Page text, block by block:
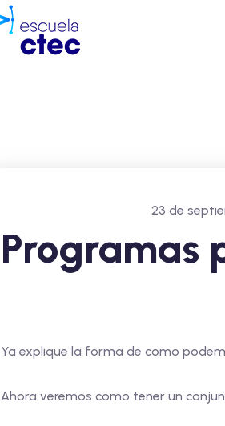
23 de
Programas
Ya explique la forma de como
Ahora veremos como tener un